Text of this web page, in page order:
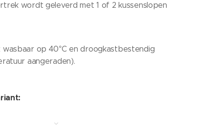
wordt geleverd met 1 of 2 kussenslopen
wasbaar op 40°C en droogkastbestendig
aangeraden).